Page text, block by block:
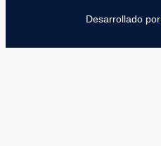
Desarrollado por